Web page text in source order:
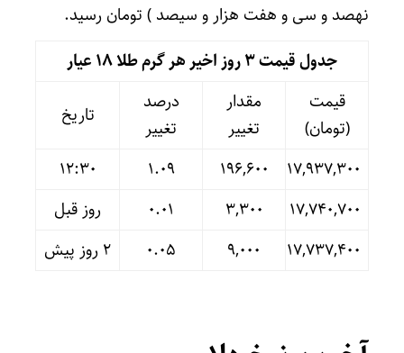
نهصد و سی و هفت هزار و سیصد ) تومان رسید.
جدول قیمت 3 روز اخیر هر گرم طلا ۱۸ عیار
قیمت
(تومان)
مقدار
تغییر
درصد
تغییر
تاریخ
۱۷,۹۳۷,۳۰۰
۱۹۶,۶۰۰ ۱.۰۹
12:30
۱۷,۷۴۰,۷۰۰
۳,۳۰۰ ۰.۰۱
روز قبل
۱۷,۷۳۷,۴۰۰
۹,۰۰۰ ۰.۰۵ ۲ روز پیش